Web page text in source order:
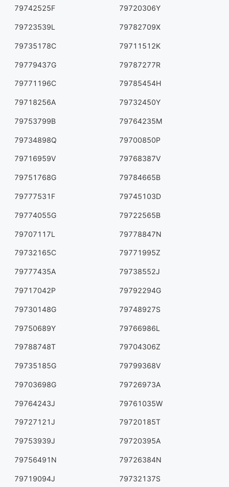
79742525F 79720306Y
79723539L 79782709X
79735178C 79711512K
79779437G 79787277R
79771196C 79785454H
79718256A 79732450Y
79753799B 79764235M
79734898Q 79700850P
79716959V 79768387V
79751768G 79784665B
79777531F 79745103D
79774055G 79722565B
79707117L 79778847N
79732165C 79771995Z
79777435A 79738552J
79717042P 79792294G
79730148G 79748927S
79750689Y 79766986L
79788748T 79704306Z
79735185G 79799368V
79703698G 79726973A
79764243J 79761035W
79727121J 79720185T
79753939J 79720395A
79756491N 79726384N
79719094J 79732137S